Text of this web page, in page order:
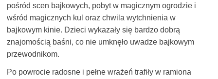
pośród scen bajkowych, pobyt w magicznym ogrodzie i
wśród magicznych kul oraz chwila wytchnienia w
bajkowym kinie. Dzieci wykazały się bardzo dobrą
znajomością baśni, co nie umknęło uwadze bajkowym
przewodnikom.
Po powrocie radosne i pełne wrażeń trafiły w ramiona